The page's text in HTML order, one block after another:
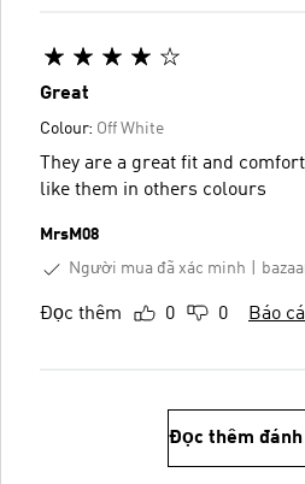
Great
Colour: Off White
They are a great fit and
like them in others colours
MrsM08
Người mua đã xác minh
Đọc thêm 0 0 Báo
Đọc thêm đánh